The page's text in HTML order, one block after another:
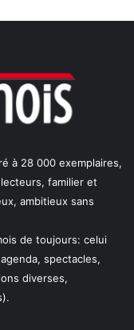
à 28 000 exemplaires,
familier et
ambitieux sans
de toujours: celui
spectacles,
diverses,